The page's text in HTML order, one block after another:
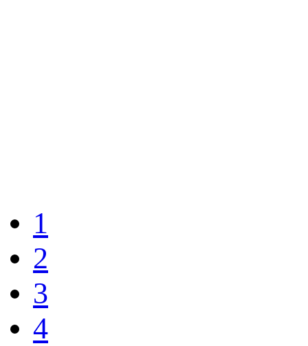
1
2
3
4